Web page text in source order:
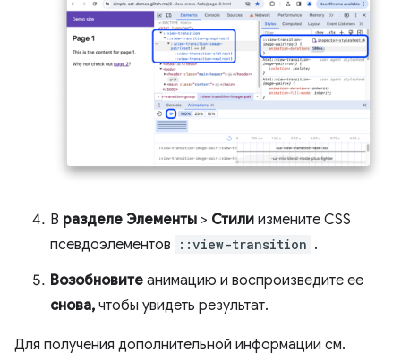
В разделе Элементы > Стили измените CSS
псевдоэлементов
::view-transition .
Возобновите анимацию и воспроизведите ее
снова, чтобы увидеть результат.
Для получения дополнительной информации см.